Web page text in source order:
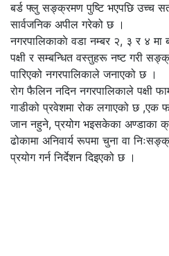
बर्ड फ्लु सङ्क्रमण पुष्टि भएपछि उच्च
सार्वजनिक अपील गरेको छ ।
नगरपालिकाकाे वडा नम्बर २, ३ र ४ मा
पक्षी र सम्बन्धित वस्तुहरू नष्ट गरी
पारिएको नगरपालिकाले जनाएको छ ।
रोग फैलिन नदिन नगरपालिकाले पक्षी
गाडीको प्रवेशमा रोक लगाएको छ ,एक
जान नहुने, प्रयोग भइसकेका अण्डाका
ढोकामा अनिवार्य रूपमा चुना वा
प्रयोग गर्न निर्देशन दिइएको छ ।